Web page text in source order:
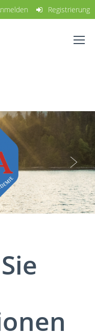
Registrierung